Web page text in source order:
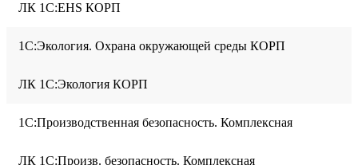
ЛК 1С:EHS КОРП
1С:Экология. Охрана окружающей среды КОРП
ЛК 1С:Экология КОРП
1С:Производственная безопасность. Комплексная
ЛК 1С:Произв. безопасность. Комплексная